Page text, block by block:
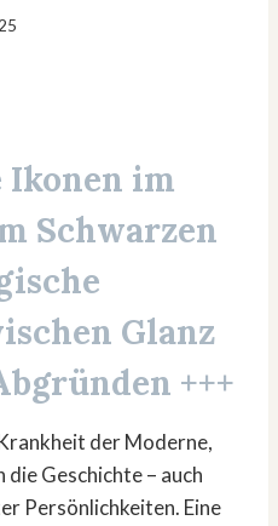
Ikonen im
Schwarzen
Glanz
+++
der Moderne,
die Geschichte – auch
Persönlichkeiten. Eine